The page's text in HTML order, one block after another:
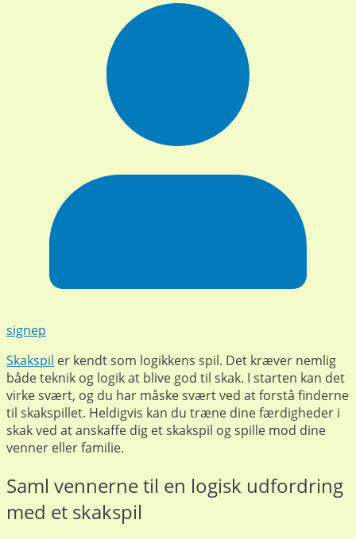
signep
Skakspil er kendt som logikkens spil. Det kræver nemlig
både teknik og logik at blive god til skak. I starten kan det
virke svært, og du har måske svært ved at forstå finderne
til skakspillet. Heldigvis kan du træne dine færdigheder i
skak ved at anskaffe dig et skakspil og spille mod dine
venner eller familie.
Saml vennerne til en logisk udfordring
med et skakspil